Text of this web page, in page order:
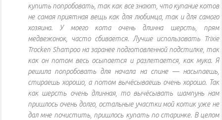
купить попробовать, так как все знают, что купание котов
не самая приятная вещь как для любимца, так и для самого
хозяина. У моего кота очень длинна шерсть, прям
медвежонок, часто сбивается. Лучше использовать Trixie
Trocken Shampoo на заранее подготовленной подстилке, так
как он потом весь осыпается и разлетается, как мука. Я
решила попробовать для начала на спине — насыпаешь,
стираешь хорошо, а потом вычёсываешь очень хорошо. Так
как шерсть очень длинная, то вычёсывать шампунь нам
пришлось очень долго, остальные участки мой котик уже не
дал мне почистить, пришлось купать по старинке. В целом